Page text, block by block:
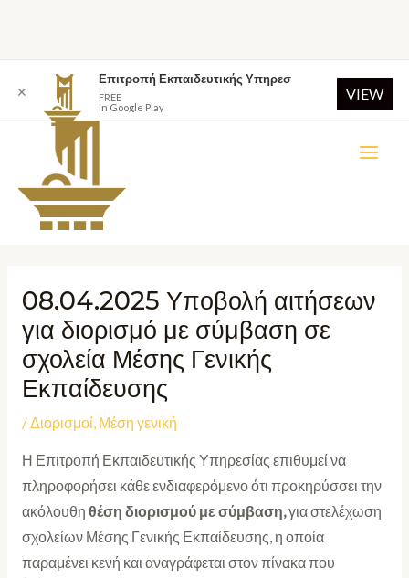
08.04.2025 Υποβολή αιτήσεων
για διορισμό με σύμβαση σε
σχολεία Μέσης Γενικής
Εκπαίδευσης
/Διορισμοί, Μέση γενική
Η Επιτροπή Εκπαιδευτικής Υπηρεσίας επιθυμεί να
πληροφορήσει κάθε ενδιαφερόμενο ότι προκηρύσσει την
ακόλουθη θέση διορισμού με σύμβαση,για στελέχωση
σχολείων Μέσης Γενικής Εκπαίδευσης, η οποία
παραμένει κενή και αναγράφεται στον πίνακα που
✕
Επιτροπή Εκπαιδευτικής Υπηρεσ
FREE
In Google Play
VIEW